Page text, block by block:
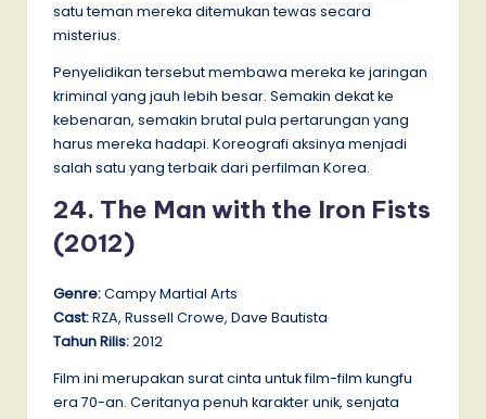
satu teman mereka ditemukan tewas secara
misterius.
Penyelidikan tersebut membawa mereka ke jaringan
kriminal yang jauh lebih besar. Semakin dekat ke
kebenaran, semakin brutal pula pertarungan yang
harus mereka hadapi. Koreografi aksinya menjadi
salah satu yang terbaik dari perfilman Korea.
24. The Man with the Iron Fists
(2012)
Genre:Campy Martial Arts
Cast:RZA, Russell Crowe, Dave Bautista
Tahun Rilis:2012
Film ini merupakan surat cinta untuk film-film kungfu
era 70-an. Ceritanya penuh karakter unik, senjata